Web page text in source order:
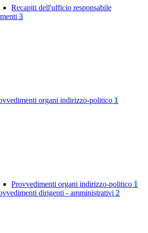
Recapiti dell'ufficio responsabile
3
organi indirizzo-politico 1
Provvedimenti organi indirizzo-politico 1
dirigenti - amministrativi 2